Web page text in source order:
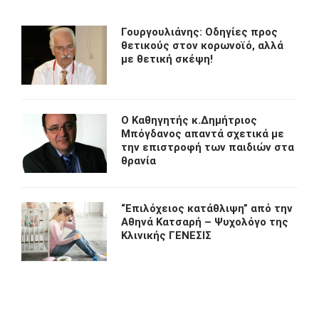
Γουργουλιάνης: Οδηγίες προς
θετικούς στον κορωνοϊό, αλλά
με θετική σκέψη!
O Kαθηγητής κ.Δημήτριος
Μπόγδανος απαντά σχετικά με
την επιστροφή των παιδιών στα
θρανία
“Eπιλόχειος κατάθλιψη” από την
Αθηνά Κατσαρή – Ψυχολόγο της
Κλινικής ΓΕΝΕΣΙΣ